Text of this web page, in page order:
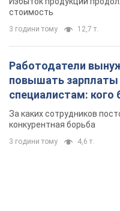
стоимость
3 години тому 12,7 т.
Работодатели
повышать
специалистам: кого
не хватает на рынке
За каких сотрудников
конкурентная борьба
3 години тому 4,6 т.